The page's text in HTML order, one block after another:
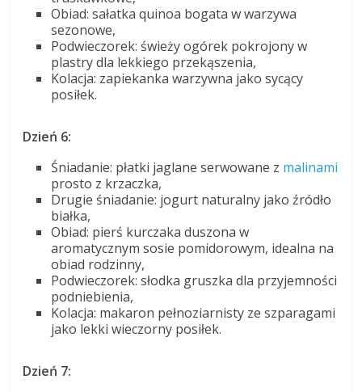
Obiad: sałatka quinoa bogata w warzywa
sezonowe,
Podwieczorek: świeży ogórek pokrojony w
plastry dla lekkiego przekąszenia,
Kolacja: zapiekanka warzywna jako sycący
posiłek.
Dzień 6:
Śniadanie: płatki jaglane serwowane z malinami
prosto z krzaczka,
Drugie śniadanie: jogurt naturalny jako źródło
białka,
Obiad: pierś kurczaka duszona w
aromatycznym sosie pomidorowym, idealna na
obiad rodzinny,
Podwieczorek: słodka gruszka dla przyjemności
podniebienia,
Kolacja: makaron pełnoziarnisty ze szparagami
jako lekki wieczorny posiłek.
Dzień 7: